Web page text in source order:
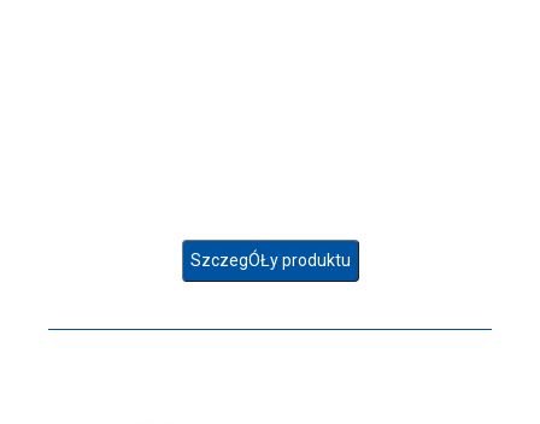
SzczegÓŁy produktu